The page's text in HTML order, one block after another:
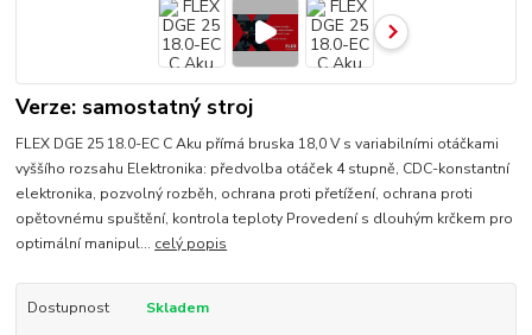
Verze: samostatný stroj
FLEX DGE 25 18.0-EC C Aku přímá bruska 18,0 V s variabilními otáčkami
vyššího rozsahu Elektronika: předvolba otáček 4 stupně, CDC-konstantní
elektronika, pozvolný rozběh, ochrana proti přetížení, ochrana proti
opětovnému spuštění, kontrola teploty Provedení s dlouhým krčkem pro
optimální manipul... celý popis
Dostupnost Skladem